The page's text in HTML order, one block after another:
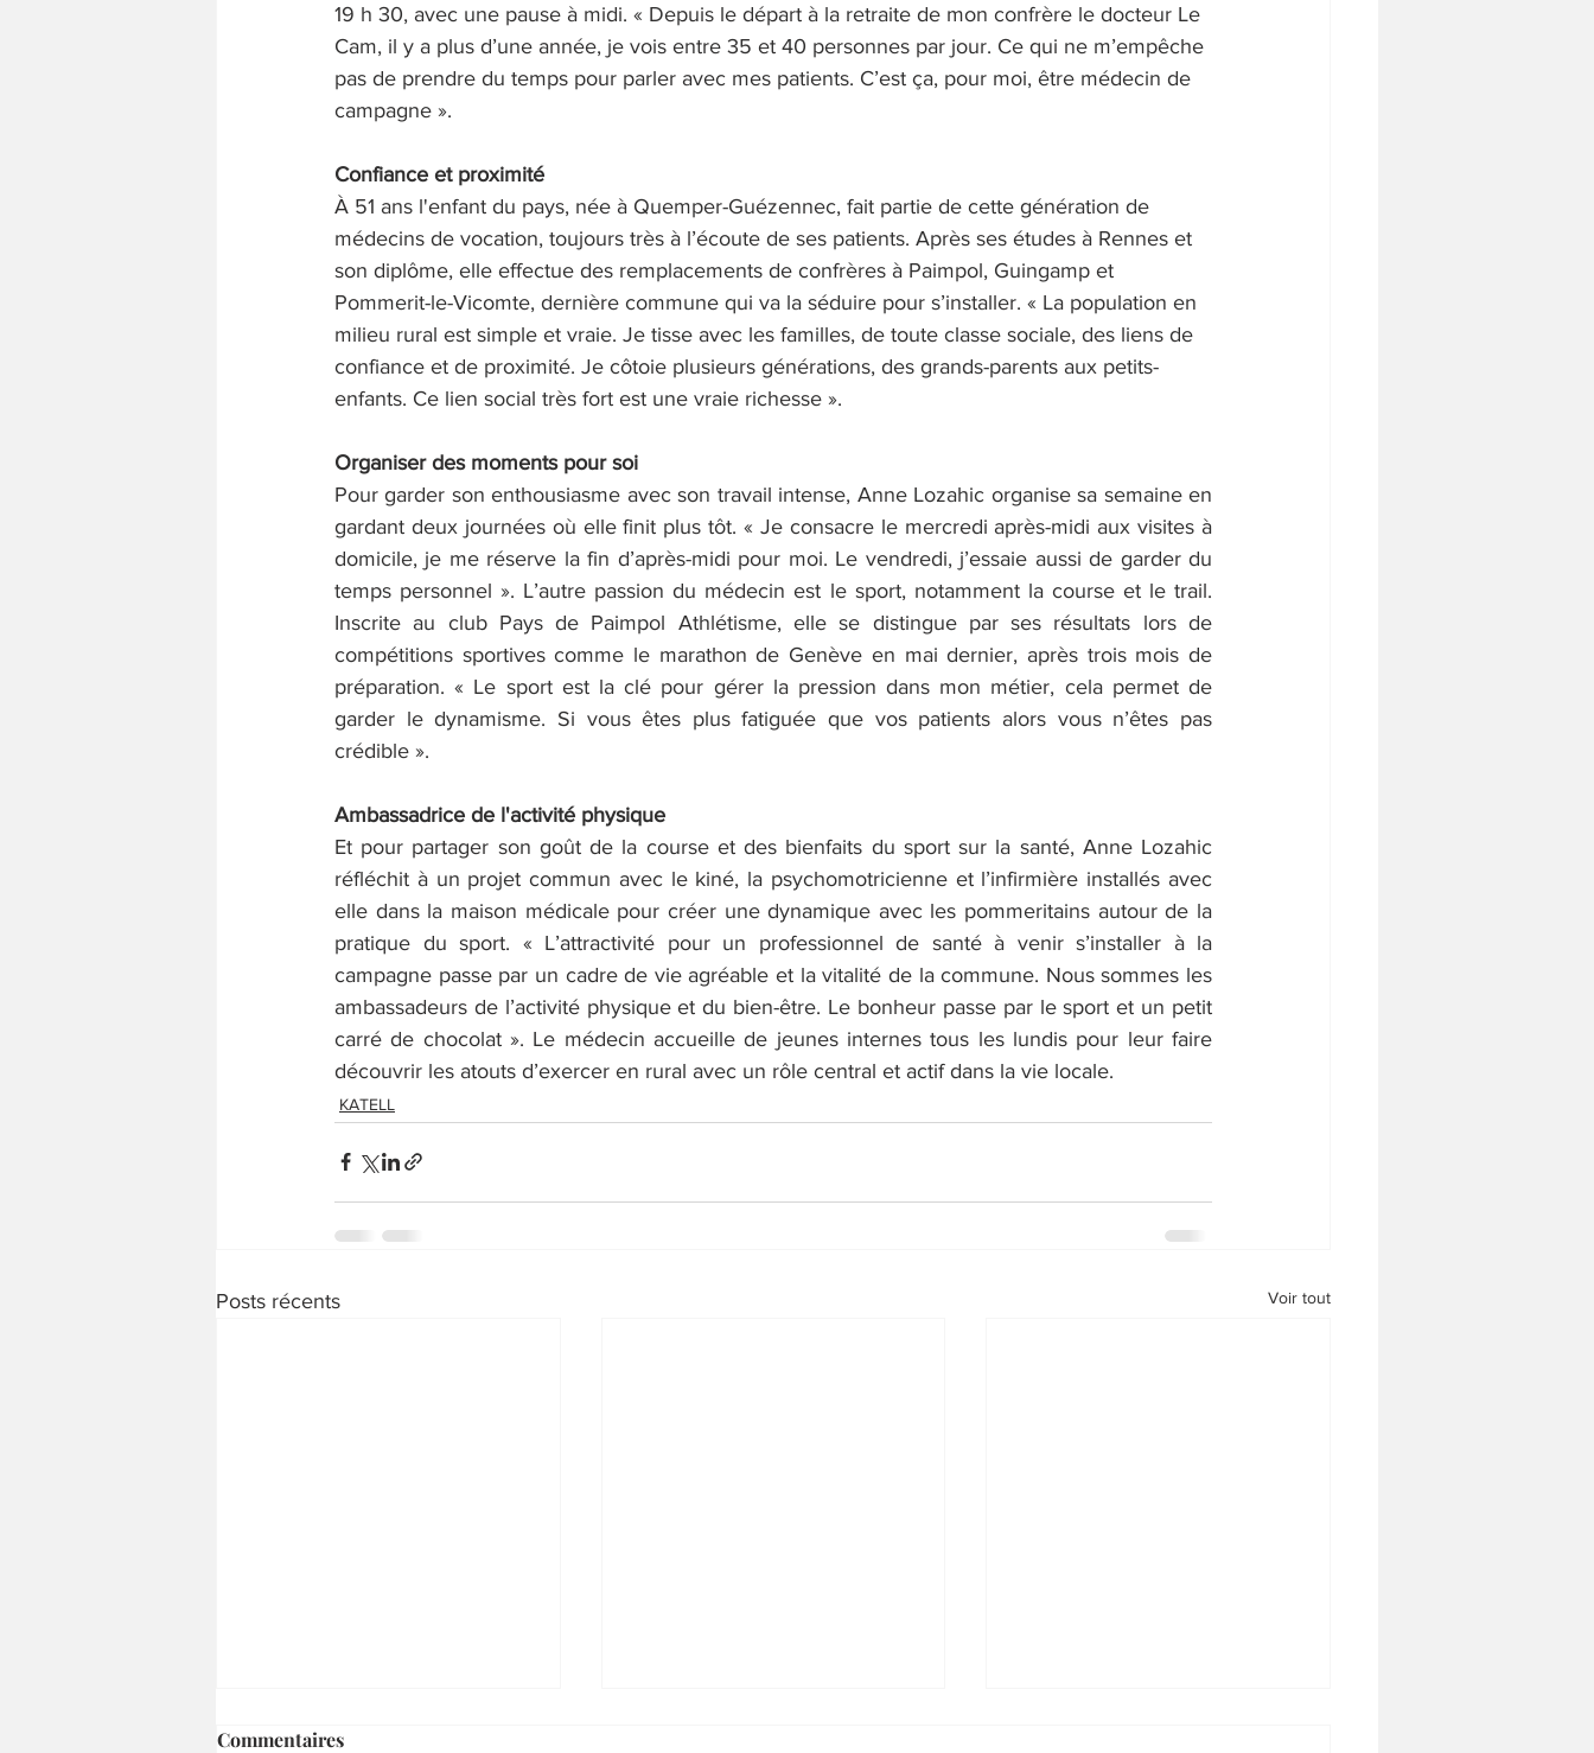
19 h 30, avec une pause à midi. « Depuis le départ à la retraite de mon confrère le docteur Le
Cam, il y a plus d’une année, je vois entre 35 et 40 personnes par jour. Ce qui ne m’empêche
pas de prendre du temps pour parler avec mes patients. C’est ça, pour moi, être médecin de
campagne ».
Confiance et proximité
À 51 ans l'enfant du pays, née à Quemper-Guézennec, fait partie de cette génération de
médecins de vocation, toujours très à l’écoute de ses patients. Après ses études à Rennes et
son diplôme, elle effectue des remplacements de confrères à Paimpol, Guingamp et
Pommerit-le-Vicomte, dernière commune qui va la séduire pour s’installer. « La population en
milieu rural est simple et vraie. Je tisse avec les familles, de toute classe sociale, des liens de
confiance et de proximité. Je côtoie plusieurs générations, des grands-parents aux petits-
enfants. Ce lien social très fort est une vraie richesse ».
Organiser des moments pour soi
Pour garder son enthousiasme avec son travail intense, Anne Lozahic organise sa semaine en
gardant deux journées où elle finit plus tôt. « Je consacre le mercredi après-midi aux visites à
domicile, je me réserve la fin d’après-midi pour moi. Le vendredi, j’essaie aussi de garder du
temps personnel ». L’autre passion du médecin est le sport, notamment la course et le trail.
Inscrite au club Pays de Paimpol Athlétisme, elle se distingue par ses résultats lors de
compétitions sportives comme le marathon de Genève en mai dernier, après trois mois de
préparation. « Le sport est la clé pour gérer la pression dans mon métier, cela permet de
garder le dynamisme. Si vous êtes plus fatiguée que vos patients alors vous n’êtes pas
crédible ».
Ambassadrice de l'activité physique
Et pour partager son goût de la course et des bienfaits du sport sur la santé, Anne Lozahic
réfléchit à un projet commun avec le kiné, la psychomotricienne et l’infirmière installés avec
elle dans la maison médicale pour créer une dynamique avec les pommeritains autour de la
pratique du sport. « L’attractivité pour un professionnel de santé à venir s’installer à la
campagne passe par un cadre de vie agréable et la vitalité de la commune. Nous sommes les
ambassadeurs de l’activité physique et du bien-être. Le bonheur passe par le sport et un petit
carré de chocolat ». Le médecin accueille de jeunes internes tous les lundis pour leur faire
découvrir les atouts d’exercer en rural avec un rôle central et actif dans la vie locale.
KATELL
Posts récents Voir tout
Commentaires